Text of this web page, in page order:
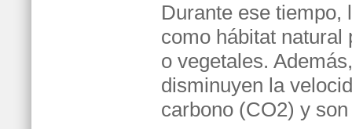
Durante ese tiempo,
como hábitat natural
o vegetales.
disminuyen la
carbono (CO2) y